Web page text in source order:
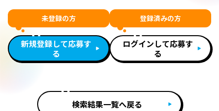
未登録の方
新規登録して応募す
る
登録済みの方
ログインして応募す
る
検索結果一覧へ戻る